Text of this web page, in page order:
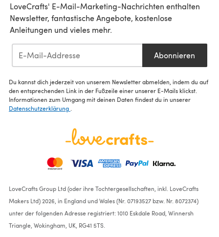
LoveCrafts' E-Mail-Marketing-Nachrichten enthalten
Newsletter, fantastische Angebote, kostenlose
Anleitungen und vieles mehr.
Abonnieren
Du kannst dich jederzeit von unserem Newsletter abmelden, indem du auf
den entsprechenden Link in der Fußzeile einer unserer E-Mails klickst.
Informationen zum Umgang mit deinen Daten findest du in unserer
Datenschutzerklärung
LoveCrafts Group Ltd (oder ihre Tochtergesellschaften, inkl. LoveCrafts
Makers Ltd) 2026, in England und Wales (Nr. 07193527 bzw. Nr. 8072374)
unter der folgenden Adresse registriert: 1010 Eskdale Road, Winnersh
Triangle, Wokingham, UK, RG41 5TS.